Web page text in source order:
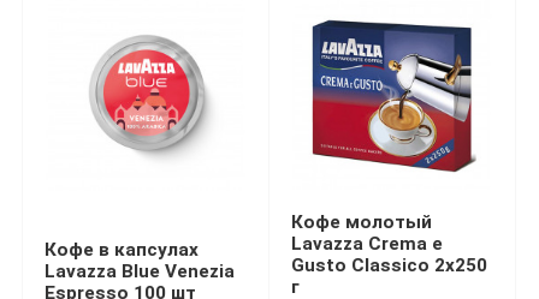
Кофе в капсулах
Lavazza Blue Venezia
Espresso 100 шт
Кофе молотый
Lavazza Crema е
Gusto Classico 2x250
г